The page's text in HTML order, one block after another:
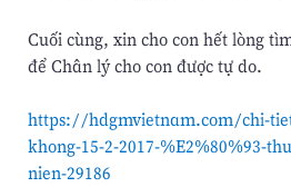
Cuối cùng, xin cho con hết lòng
để Chân lý cho con được tự do.
https://hdgmvietnam.com/chi-
khong-15-2-2017-%E2%80%93-
nien-29186